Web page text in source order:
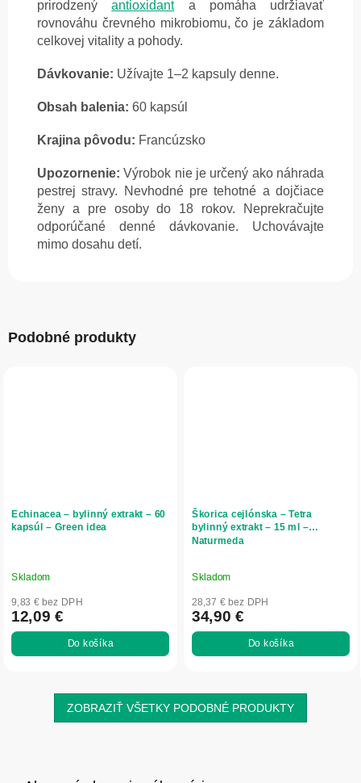
prirodzenýantioxidanta pomáha udržiavať
rovnováhu črevného mikrobiomu, čo je základom
celkovej vitality a pohody.
Dávkovanie: Užívajte 1–2 kapsuly denne.
Obsah balenia: 60 kapsúl
Krajina pôvodu: Francúzsko
Upozornenie:Výrobok nie je určený ako náhrada
pestrej stravy. Nevhodné pre tehotné a dojčiace
ženy a pre osoby do 18 rokov. Neprekračujte
odporúčané denné dávkovanie. Uchovávajte
mimo dosahu detí.
Podobné produkty
Echinacea – bylinný extrakt – 60
kapsúl – Green idea
Skladom
9,83 € bez DPH
12,09 €
Do košíka
Škorica cejlónska – Tetra
bylinný extrakt – 15 ml –
Naturmeda
Skladom
28,37 € bez DPH
34,90 €
Do košíka
ZOBRAZIŤ VŠETKY PODOBNÉ PRODUKTY